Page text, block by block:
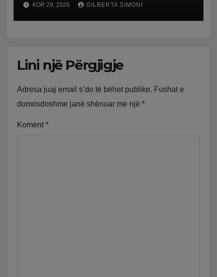
KOR 29, 2026 GILBERTA SIMONI
Lini një Përgjigje
Adresa juaj email s’do të bëhet publike. Fushat e
domosdoshme janë shënuar me një *
Koment *